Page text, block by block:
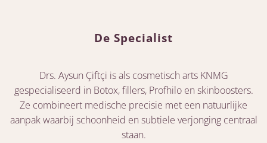
De Specialist
Drs. Aysun Çiftçi is als cosmetisch arts KNMG
gespecialiseerd in Botox, fillers, Profhilo en skinboosters.
Ze combineert medische precisie met een natuurlijke
aanpak waarbij schoonheid en subtiele verjonging centraal
staan.